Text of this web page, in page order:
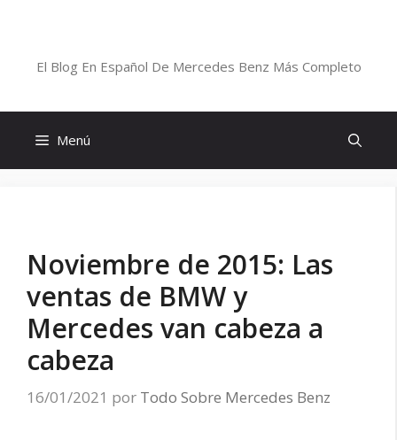
El Blog En Español De Mercedes Benz Más Completo
Menú
Noviembre de 2015: Las
ventas de BMW y
Mercedes van cabeza a
cabeza
16/01/2021 por Todo Sobre Mercedes Benz